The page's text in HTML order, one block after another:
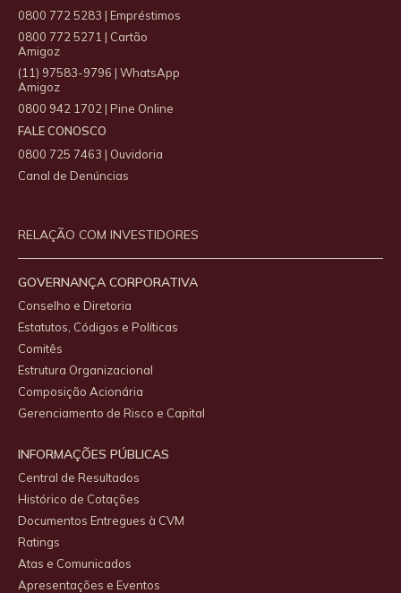
0800 772 5283 | Empréstimos
0800 772 5271 | Cartão
Amigoz
(11) 97583-9796 | WhatsApp
Amigoz
0800 942 1702 | Pine Online
FALE CONOSCO
0800 725 7463 | Ouvidoria
Canal de Denúncias
RELAÇÃO COM INVESTIDORES
GOVERNANÇA CORPORATIVA
Conselho e Diretoria
Estatutos, Códigos e Políticas
Comitês
Estrutura Organizacional
Composição Acionária
Gerenciamento de Risco e Capital
INFORMAÇÕES PÚBLICAS
Central de Resultados
Histórico de Cotações
Documentos Entregues à CVM
Ratings
Atas e Comunicados
Apresentações e Eventos